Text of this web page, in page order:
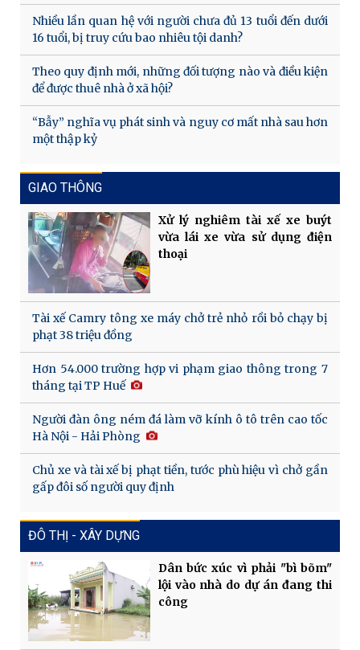
Nhiều lần quan hệ với người chưa đủ 13 tuổi đến dưới
16 tuổi, bị truy cứu bao nhiêu tội danh?
Theo quy định mới, những đối tượng nào và điều kiện
để được thuê nhà ở xã hội?
“Bẫy” nghĩa vụ phát sinh và nguy cơ mất nhà sau hơn
một thập kỷ
GIAO THÔNG
Xử lý nghiêm tài xế xe buýt
vừa lái xe vừa sử dụng điện
thoại
Tài xế Camry tông xe máy chở trẻ nhỏ rồi bỏ chạy bị
phạt 38 triệu đồng
Hơn 54.000 trường hợp vi phạm giao thông trong 7
tháng tại TP Huế
Người đàn ông ném đá làm vỡ kính ô tô trên cao tốc
Hà Nội - Hải Phòng
Chủ xe và tài xế bị phạt tiền, tước phù hiệu vì chở gần
gấp đôi số người quy định
ĐÔ THỊ - XÂY DỰNG
Dân bức xúc vì phải "bì bõm"
lội vào nhà do dự án đang thi
công